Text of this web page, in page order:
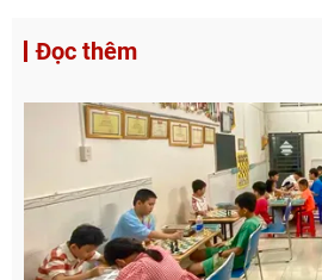
Đọc thêm